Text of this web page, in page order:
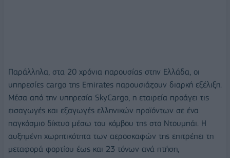
Παράλληλα, στα 20 χρόνια παρουσίας στην Ελλάδα, οι
υπηρεσίες cargo της Emirates παρουσιάζουν διαρκή εξέλιξη.
Μέσα από την υπηρεσία SkyCargo, η εταιρεία προάγει τις
εισαγωγές και εξαγωγές ελληνικών προϊόντων σε ένα
παγκόσμιο δίκτυο μέσω του κόμβου της στο Ντουμπάι. Η
αυξημένη χωρητικότητα των αεροσκαφών της επιτρέπει τη
μεταφορά φορτίου έως και 23 τόνων ανά πτήση,